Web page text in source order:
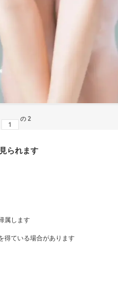
の 2
られます
属します
得ている場合があります